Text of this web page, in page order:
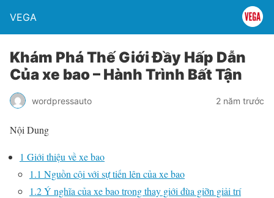
VEGA
Khám Phá Thế Giới Đầy Hấp Dẫn
Của xe bao – Hành Trình Bất Tận
wordpressauto 2 năm trước
Nội Dung
1 Giới thiệu về xe bao
1.1 Nguồn cội với sự tiến lên của xe bao
1.2Ý nghĩa của xe bao trong thay giới đùa giỡn giải trí